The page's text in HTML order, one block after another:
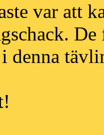
var att
De
denna